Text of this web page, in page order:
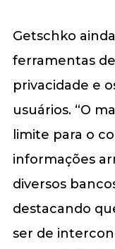
Getschko
ferramentas
privacidade e
usuários. “O
limite para o
informações
diversos
destacando
ser de